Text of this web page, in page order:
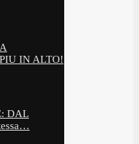
IN ALTO!
DAL